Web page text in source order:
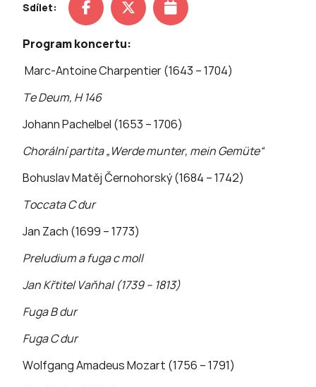
Sdílet:
Program koncertu:
Marc-Antoine Charpentier (1643 – 1704)
Te Deum, H 146
Johann Pachelbel (1653 – 1706)
Chorální partita „Werde munter, mein Gemüte“
Bohuslav Matěj Černohorský (1684 – 1742)
Toccata C dur
Jan Zach (1699 – 1773)
Preludium a fuga c moll
Jan Křtitel Vaňhal (1739 – 1813)
Fuga B dur
Fuga C dur
Wolfgang Amadeus Mozart (1756 – 1791)